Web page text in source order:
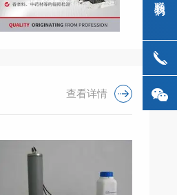
查看详情